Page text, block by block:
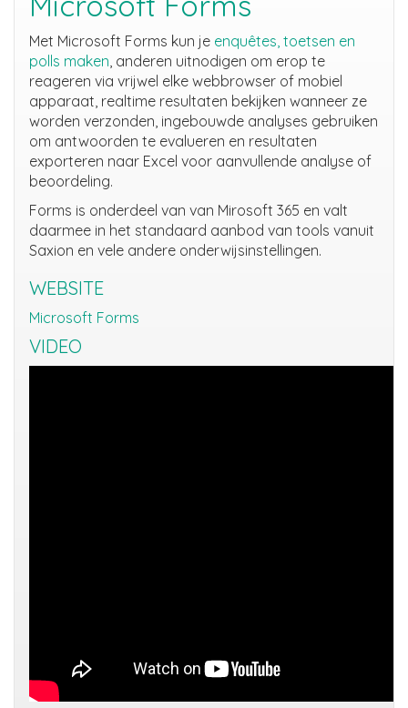
Met Microsoft Forms kun je enquêtes, toetsen en
polls maken, anderen uitnodigen om erop te
reageren via vrijwel elke webbrowser of mobiel
apparaat, realtime resultaten bekijken wanneer ze
worden verzonden, ingebouwde analyses gebruiken
om antwoorden te evalueren en resultaten
exporteren naar Excel voor aanvullende analyse of
beoordeling.
Forms is onderdeel van van Mirosoft 365 en valt
daarmee in het standaard aanbod van tools vanuit
Saxion en vele andere onderwijsinstellingen.
WEBSITE
Microsoft Forms
VIDEO